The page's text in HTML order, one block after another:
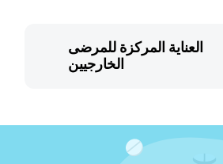
العناية المركزة للمرضى
الخارجيين